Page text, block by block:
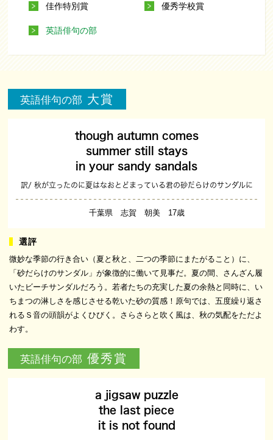
佳作特別賞 優秀学校賞
英語俳句の部
英語俳句の部 大賞
though autumn comes
summer still stays
in your sandy sandals
訳/ 秋が立ったのに夏はなおとどまっている君の砂だらけのサンダルに
千葉県 志賀 朝美 17歳
微妙な季節の行き合い（夏と秋と、二つの季節にまたがること）に、
「砂だらけのサンダル」が象徴的に働いて見事だ。夏の間、さんざん履
いたビーチサンダルだろう。若者たちの充実した夏の余熱と同時に、い
ちまつの淋しさを感じさせる乾いた砂の質感！原句では、五度繰り返さ
れるＳ音の頭韻がよくひびく。さらさらと吹く風は、秋の気配をただよ
わす。
英語俳句の部 優秀賞
a jigsaw puzzle
the last piece
it is not found